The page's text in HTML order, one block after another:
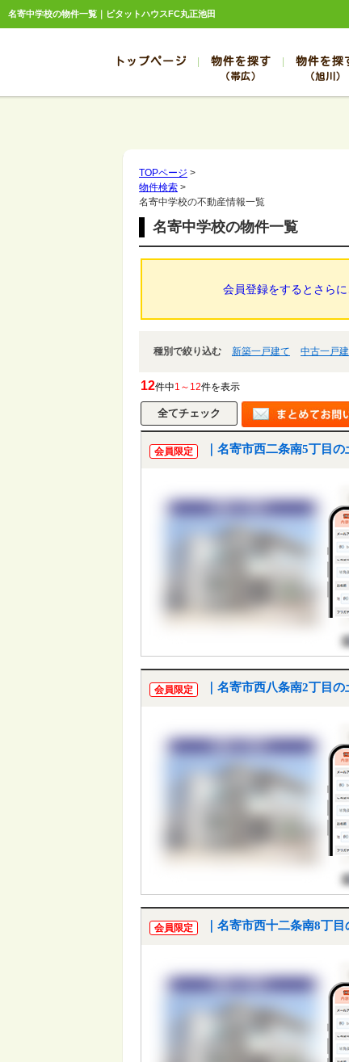
名寄中学校の物件一覧｜ピタットハウスFC丸正池田
トップページ 物件を探す
（帯広）
物件を探
（旭川）
TOPページ >
物件検索 >
名寄中学校の不動産情報一覧
名寄中学校の物件一覧
会員登録をするとさらに
種別で絞り込む 新築一戸建て 中古一戸
12件中1～12件を表示
会員限定 ｜名寄市西二条南5丁目の
会員限定 ｜名寄市西八条南2丁目の
会員限定 ｜名寄市西十二条南8丁目